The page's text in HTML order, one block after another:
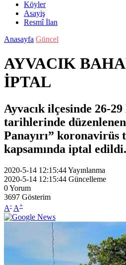
Köyler
Asayiş
Resmî İlan
Anasayfa Güncel
AYVACIK
İPTAL
Ayvacık ilçesinde 26-29
tarihlerinde
Panayırı”
kapsamında iptal edildi.
2020-5-14 12:15:44Yayınlanma
2020-5-14 12:15:44 Güncelleme
0Yorum
3697 Gösterim
A- A+